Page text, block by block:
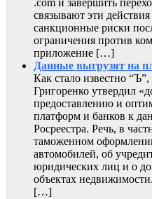
.com и завершить
связывают эти
санкционные риски
ограничения против
приложение […]
Данные выгрузят на
Как стало известно
Григоренко утвердил
предоставлению и
платформ и банков к
Росреестра. Речь, в
таможенном
автомобилей, об
юридических лиц и о
объектах
[…]